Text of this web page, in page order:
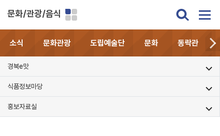
문화/관광/음식
소식 문화관광 도립예술단 문화 동락관
경북e맛
식품정보마당
홍보자료실